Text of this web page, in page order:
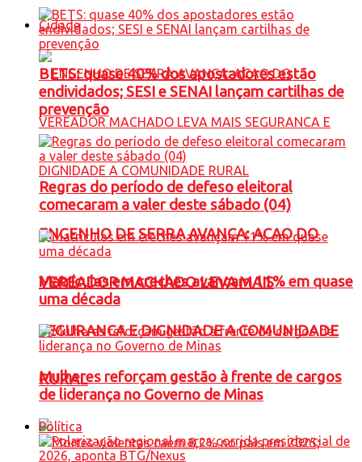
Cidade
ENGENHO DE SERRA AVANÇA: ACAO DO
VEREADOR MACHADO LEVA MAIS
SEGURANCA E DIGNIDADE A COMUNIDADE
RURAL
BETS: quase 40% dos apostadores estão
endividados; SESI e SENAI lançam cartilhas de
prevenção
Regras do período de defeso eleitoral
comecaram a valer deste sábado (04)
Matrículas em creches avançam 11% em quase
uma década
Mulheres reforçam gestão à frente de cargos
de liderança no Governo de Minas
Política